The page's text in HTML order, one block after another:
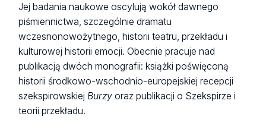
Jej badania naukowe oscylują wokół dawnego
piśmiennictwa, szczególnie dramatu
wczesnonowożytnego, historii teatru, przekładu i
kulturowej historii emocji. Obecnie pracuje nad
publikacją dwóch monografii: książki poświęconą
historii środkowo-wschodnio-europejskiej recepcji
szekspirowskiej Burzyoraz publikacji o Szekspirze i
teorii przekładu.